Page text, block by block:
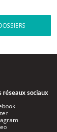
réseaux sociaux